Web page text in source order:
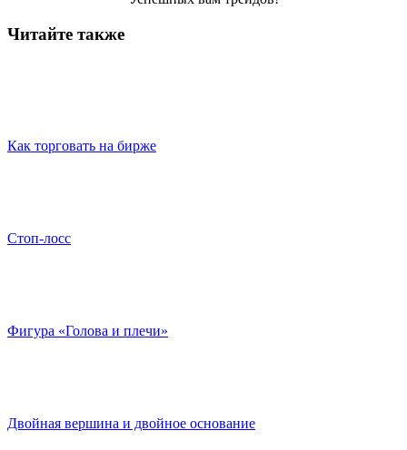
Читайте также
Как торговать на бирже
Cтоп-лосс
Фигура «Голова и плечи»
Двойная вершина и двойное основание